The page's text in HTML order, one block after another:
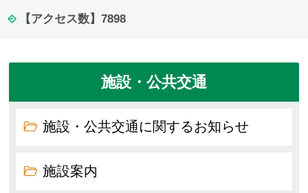
【アクセス数】 7898
施設・公共交通
施設・公共交通に関するお知らせ
施設案内